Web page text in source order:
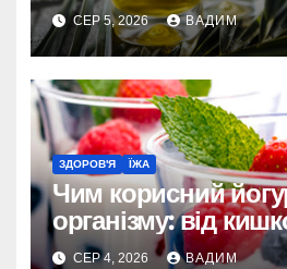
СЕР 5, 2026 ВАДИМ
ЗДОРОВ'Я ЇЖА
Чим корисний
організму: від
мікрофлори до
СЕР 4, 2026 ВАДИМ